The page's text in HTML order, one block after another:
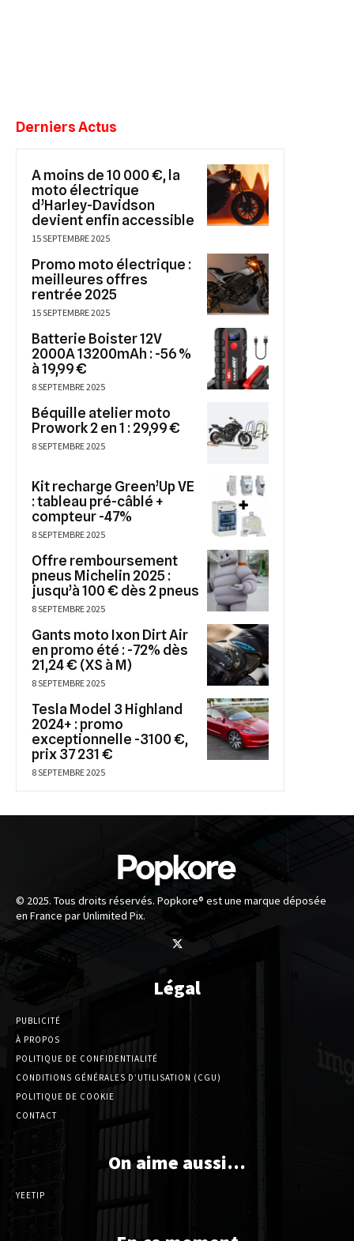
Derniers Actus
A moins de 10 000 €, la
moto électrique
d’Harley-Davidson
devient enfin accessible
15 SEPTEMBRE 2025
Promo moto électrique :
meilleures offres
rentrée 2025
15 SEPTEMBRE 2025
Batterie Boister 12V
2000A 13200mAh : -56 %
à 19,99 €
8 SEPTEMBRE 2025
Béquille atelier moto
Prowork 2 en 1 : 29,99 €
8 SEPTEMBRE 2025
Kit recharge Green’Up VE
: tableau pré-câblé +
compteur -47%
8 SEPTEMBRE 2025
Offre remboursement
pneus Michelin 2025 :
jusqu’à 100 € dès 2 pneus
8 SEPTEMBRE 2025
Gants moto Ixon Dirt Air
en promo été : -72% dès
21,24 € (XS à M)
8 SEPTEMBRE 2025
Tesla Model 3 Highland
2024+ : promo
exceptionnelle -3100 €,
prix 37 231 €
8 SEPTEMBRE 2025
© 2025. Tous droits réservés. Popkore® est une marque déposée
en France par Unlimited Pix.
Légal
PUBLICITÉ
À PROPOS
POLITIQUE DE CONFIDENTIALITÉ
CONDITIONS GÉNÉRALES D’UTILISATION (CGU)
POLITIQUE DE COOKIE
CONTACT
On aime aussi…
YEETIP